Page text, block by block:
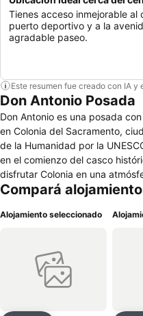
Tienes acceso inmejorable al
puerto deportivo y a la
agradable paseo.
Este resumen fue creado con IA
Don Antonio Posada
Don Antonio es una posada
en Colonia del Sacramento,
de la Humanidad por la
en el comienzo del casco
disfrutar Colonia en una
38 Habitaciones con TV Cable,
Desayuno buffet, snack bar,
Colonia del Sacramento.
Compará
Alojamiento seleccionado